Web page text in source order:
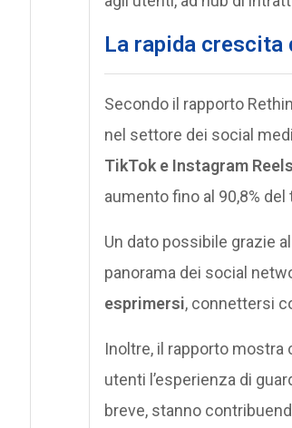
La rapida crescita
Secondo il rapporto
nel settore dei social
TikTok e Instagram Reels
aumento fino al 90,8%
Un dato possibile grazie
panorama dei social
esprimersi, connettersi
Inoltre, il rapporto
utenti l’esperienza di
breve, stanno